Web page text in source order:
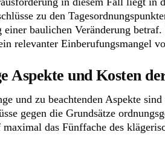
zu den
baulichen Veränderung
relevanter Einberufungsmangel
Aspekte undKosten
und zu beachtenden Aspekte
gegen die Grundsätze
das Fünffache des